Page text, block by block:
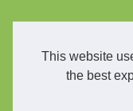
This website
the best